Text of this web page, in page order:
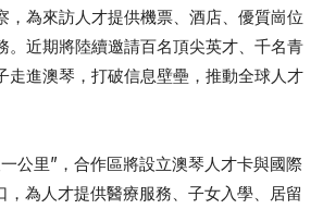
，為來訪人才提供機票、酒店、優質崗位
。近期將陸續邀請百名頂尖英才、千名青
走進澳琴，打破信息壁壘，推動全球人才
公里”，合作區將設立澳琴人才卡與國際
，為人才提供醫療服務、子女入學、居留